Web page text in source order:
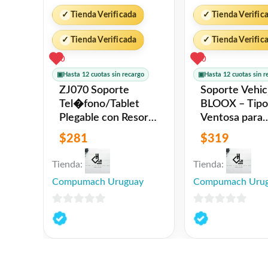
✓ Tienda Verificada
✓ Tienda Verificada
0
▣Hasta 12 cuotas sin recargo
ZJ070 Soporte
Tel�fono/Tablet
Plegable con Resorte
$281
Tienda:
Compumach Uruguay
0
de
✓ Tienda
✓ Tienda
0
▣Hasta 12 cuotas sin
Soporte
BLOOX – Tipo
Ventosa para
Panel/Vidrio
$319
Tienda:
Compumach
0
de